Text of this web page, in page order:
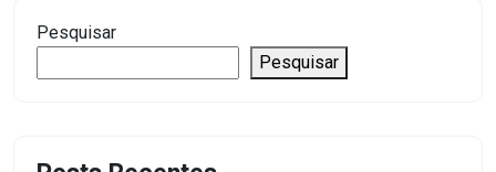
Pesquisar
Pesquisar